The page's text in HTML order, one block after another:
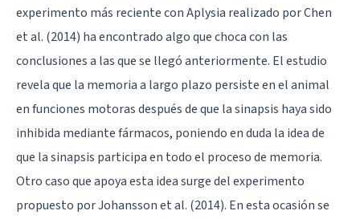
experimento más reciente con Aplysia realizado por Chen
et al. (2014) ha encontrado algo que choca con las
conclusiones a las que se llegó anteriormente. El estudio
revela que la memoria a largo plazo persiste en el animal
en funciones motoras después de que la sinapsis haya sido
inhibida mediante fármacos, poniendo en duda la idea de
que la sinapsis participa en todo el proceso de memoria.
Otro caso que apoya esta idea surge delexperimento
propuesto por Johansson et al. (2014). En esta ocasión se